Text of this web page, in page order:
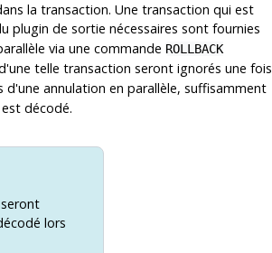
la transaction. Une transaction qui est
plugin de sortie nécessaires sont fournies
via une commande ROLLBACK
telle transaction seront ignorés une fois
annulation en parallèle, suffisamment
décodé.
lors